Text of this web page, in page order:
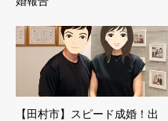
【田村市】スピード成婚！出